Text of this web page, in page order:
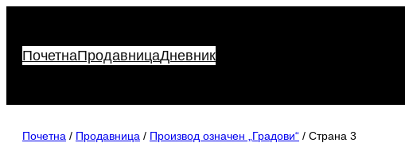
садржај
ПочетнаПродавницаДневник
Почетна / Продавница / Производ oзначен „Градови“ / Страна 3